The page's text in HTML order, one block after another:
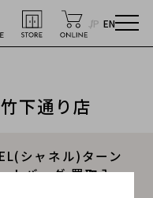
JP EN
下通り店
シャネル)ターン
トバッグ 買取入